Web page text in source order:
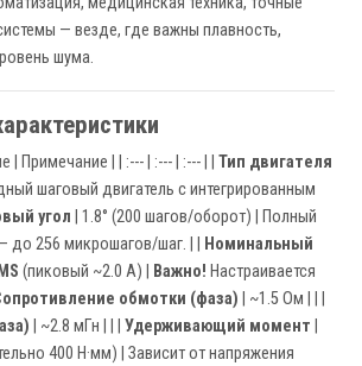
— везде, где важны плавность,
шума.
| Примечание | | :--- | :--- | :--- | | Тип двигателя
шаговый двигатель с интегрированным
угол | 1.8° (200 шагов/оборот) | Полный
до 256 микрошагов/шаг. | |
Номинальный
(пиковый ~2.0 A) | Важно! Настраивается
обмотки (фаза) | ~1.5 Ом | | |
| ~2.8 мГн | | | Удерживающий момент
400 Н·мм) | Зависит от напряжения